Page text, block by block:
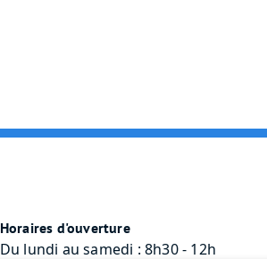
Horaires d'ouverture
Du lundi au samedi : 8h30 - 12h